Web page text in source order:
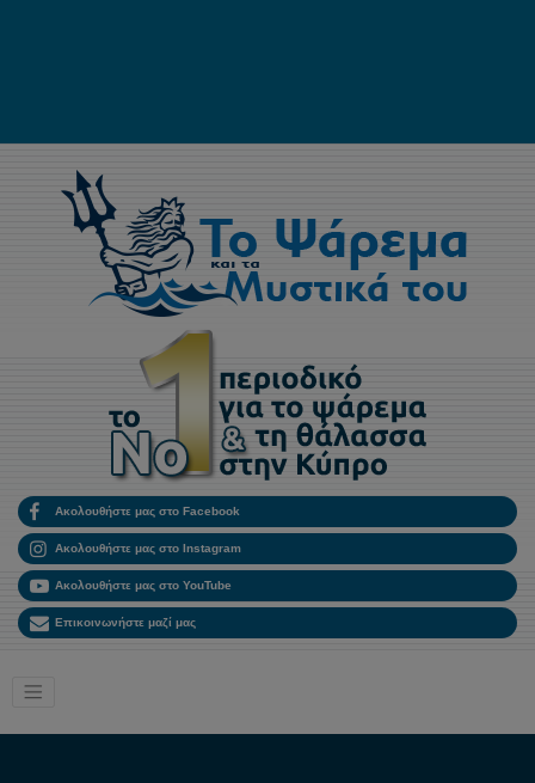
Ακολουθήστε μας στο Facebook
Ακολουθήστε μας στο Instagram
Ακολουθήστε μας στο YouTube
Επικοινωνήστε μαζί μας